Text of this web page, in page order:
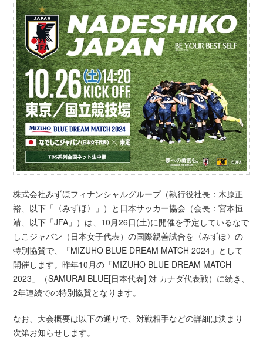
株式会社みずほフィナンシャルグループ（執行役社長：木原正
裕、以下「〈みずほ〉」）と日本サッカー協会（会長：宮本恒
靖、以下「JFA」）は、10月26日(土)に開催を予定しているなで
しこジャパン（日本女子代表）の国際親善試合を〈みずほ〉の
特別協賛で、「MIZUHO BLUE DREAM MATCH 2024」として
開催します。昨年10月の「MIZUHO BLUE DREAM MATCH
2023」（SAMURAI BLUE[日本代表] 対 カナダ代表戦）に続き、
2年連続での特別協賛となります。
なお、大会概要は以下の通りで、対戦相手などの詳細は決まり
次第お知らせします。